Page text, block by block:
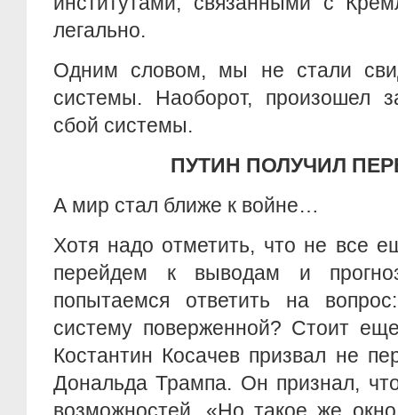
легально.
Одним словом, мы не стали
системы. Наоборот, произошел
сбой системы.
ПУТИН ПОЛУЧИЛ
А мир стал ближе к войне…
Хотя надо отметить, что не все
перейдем к выводам и
попытаемся ответить на
систему поверженной? Стоит
Костантин Косачев призвал не
Дональда Трампа. Он признал,